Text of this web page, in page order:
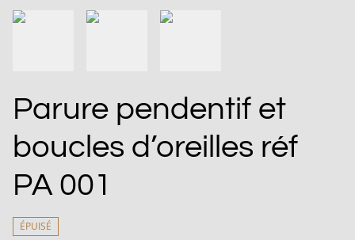
Parure pendentif et
boucles d’oreilles réf
PA 001
ÉPUISÉ